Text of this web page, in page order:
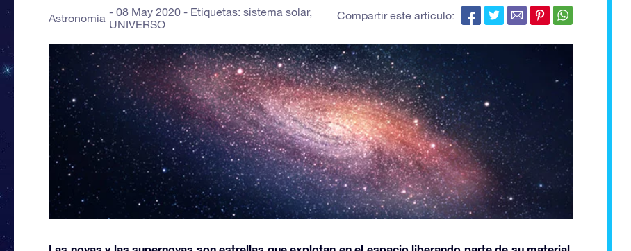
Astronomía 08 May 2020 - Etiquetas: sistema solar,
UNIVERSO
Compartir este artículo: